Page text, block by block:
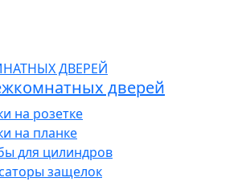
ДВЕРЕЙ
дверей
на розетке
на планке
для цилиндров
защелок